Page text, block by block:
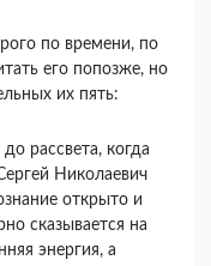
по времени, по
его попозже, но
их пять:
рассвета, когда
Николаевич
открыто и
сказывается на
энергия, а